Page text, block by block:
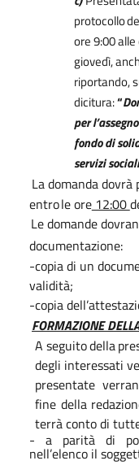
protocollo
ore 9:00
giovedì,
riportando,
dicitura:“
per
fondo di
servizi
La domanda
entroleore12:00
Le domande
documentazione:
-copia di un
validità;
-copia
FORMAZIONE
A seguitodella
degli interessati
presentate
fine della
terrà conto di
- a parità di
nell’elenco il